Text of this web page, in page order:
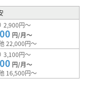
2,900円～
円/月～
22,000円～
3,100円～
円/月～
16,500円～